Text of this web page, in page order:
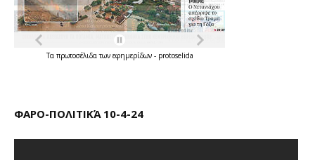
Τα πρωτοσέλιδατων εφημερίδων - protoselida
ΦΑΡΟ-ΠΟΛΙΤΙΚΆ 10-4-24